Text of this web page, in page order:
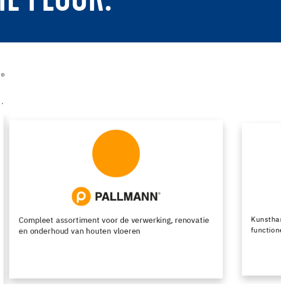
renovatie
Kunsthars- en cementgebonden vloersystemen met
functionele en decoratieve afwerkingsmogelijkheden